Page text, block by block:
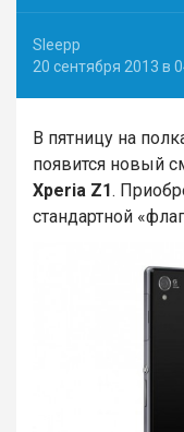
Sleepp
20 сентября 2013 в
В пятницу на
появится новый
Xperia Z1.
стандартной